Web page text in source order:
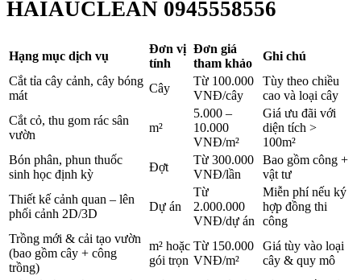
HAIAUCLEAN 0945558556
Hạng mục dịch vụ
Đơn vị
tính
Đơn giá
tham khảo
Ghi chú
Cắt tỉa cây cảnh, cây bóng
mát
Cây
Từ 100.000
VNĐ/cây
Tùy theo chiều
cao và loại cây
Cắt cỏ, thu gom rác sân
vườn
m²
5.000 –
10.000
VNĐ/m²
Giá ưu đãi với
diện tích >
100m²
Bón phân, phun thuốc
sinh học định kỳ
Đợt
Từ 300.000
VNĐ/lần
Bao gồm công +
vật tư
Thiết kế cảnh quan – lên
phối cảnh 2D/3D
Dự án
Từ
2.000.000
VNĐ/dự án
Miễn phí nếu ký
hợp đồng thi
công
Trồng mới & cải tạo vườn
(bao gồm cây + công
trồng)
m² hoặc
gói trọn
Từ 150.000
VNĐ/m²
Giá tùy vào loại
cây & quy mô